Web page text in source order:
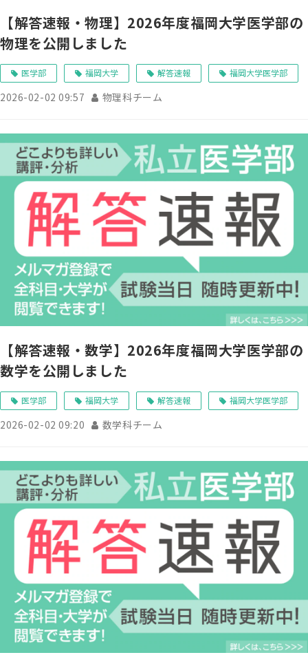
【解答速報・物理】2026年度福岡大学医学部の
物理を公開しました
医学部 福岡大学 解答速報 福岡大学医学部
2026-02-02 09:57 物理科チーム
【解答速報・数学】2026年度福岡大学医学部の
数学を公開しました
医学部 福岡大学 解答速報 福岡大学医学部
2026-02-02 09:20 数学科チーム